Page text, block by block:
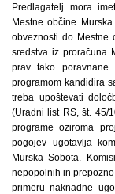
Predlagatelj mora
Mestne občine
obveznosti do Mestne
sredstva iz proračuna
prav tako
programom kandidira
treba upoštevati
(Uradni list RS, št. 45/
programe oziroma
pogojev ugotavlja
Murska Sobota.
nepopolnih in
primeru naknadne